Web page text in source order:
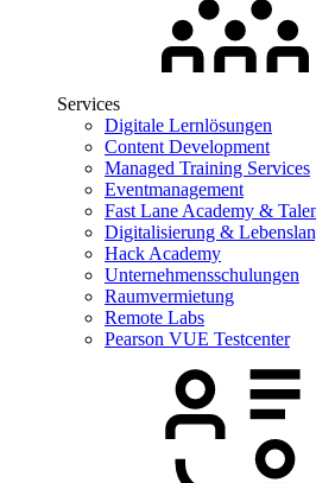
Services
Digitale Lernlösungen
Content Development
Managed Training Services
Eventmanagement
Fast Lane Academy &
Digitalisierung &
Hack Academy
Unternehmensschulungen
Raumvermietung
Remote Labs
Pearson VUE Testcenter